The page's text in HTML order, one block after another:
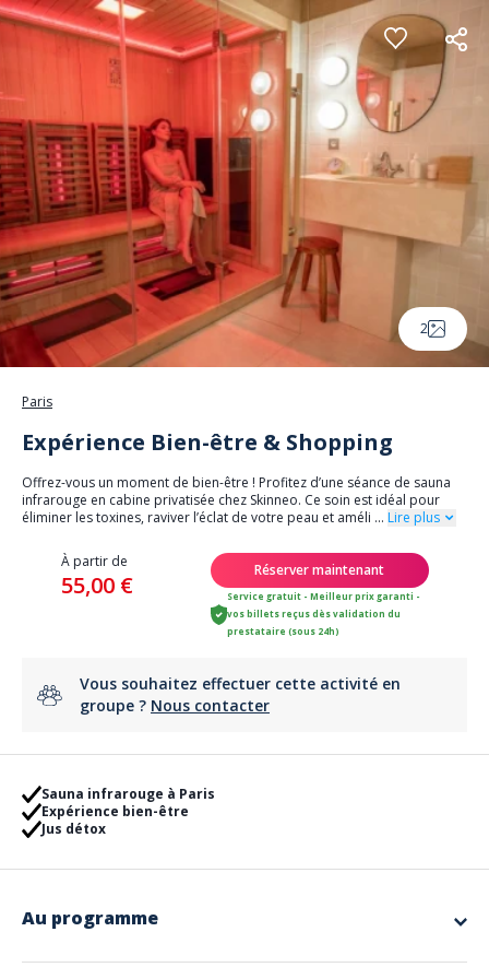
Panneau de gestion des cookies
2
Paris
Expérience Bien-être & Shopping
Offrez-vous un moment de bien-être ! Profitez d’une séance de sauna
infrarouge en cabine privatisée chez Skinneo. Ce soin est idéal pour
éliminer les toxines, raviver l’éclat de votre peau et améli ... Lire plus
À partir de
55,00 €
Réserver maintenant
Service gratuit - Meilleur prix garanti -
vos billets reçus dès validation du
prestataire (sous 24h)
Vous souhaitez effectuer cette activité en
groupe ? Nous contacter
Sauna infrarouge à Paris
Expérience bien-être
Jus détox
Au programme